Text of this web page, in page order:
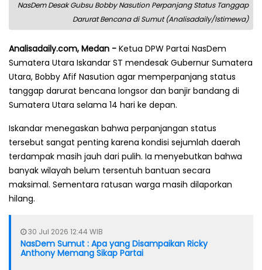
NasDem Desak Gubsu Bobby Nasution Perpanjang Status Tanggap
Darurat Bencana di Sumut (Analisadaily/Istimewa)
Analisadaily.com, Medan - Ketua DPW Partai NasDem
Sumatera Utara Iskandar ST mendesak Gubernur Sumatera
Utara, Bobby Afif Nasution agar memperpanjang status
tanggap darurat bencana longsor dan banjir bandang di
Sumatera Utara selama 14 hari ke depan.
Iskandar menegaskan bahwa perpanjangan status
tersebut sangat penting karena kondisi sejumlah daerah
terdampak masih jauh dari pulih. Ia menyebutkan bahwa
banyak wilayah belum tersentuh bantuan secara
maksimal. Sementara ratusan warga masih dilaporkan
hilang.
30 Jul 2026 12:44 WIB
NasDem Sumut : Apa yang Disampaikan Ricky
Anthony Memang Sikap Partai